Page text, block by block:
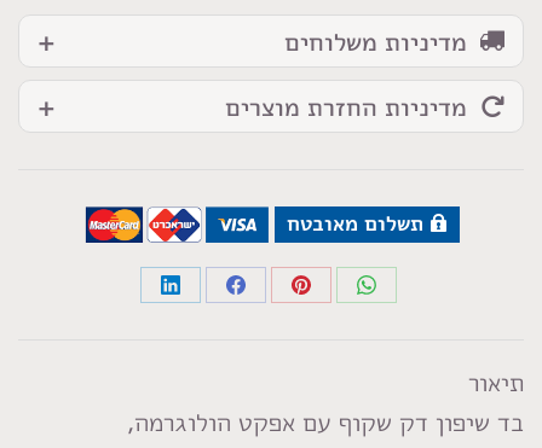
מדיניות משלוחים
מדיניות החזרת מוצרים
תשלום מאובטח
Share
Share
Share
Share
תיאור
בד שיפון דק שקוף עם אפקט הולוגרמה,